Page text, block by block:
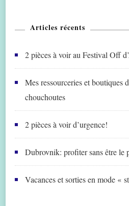
Articles récents
2 pièces à voir au Festival Off
Mes ressourceries et boutiques
chouchoutes
2 pièces à voir d’urgence!
Dubrovnik: profiter sans être le
Vacances et sorties en mode «